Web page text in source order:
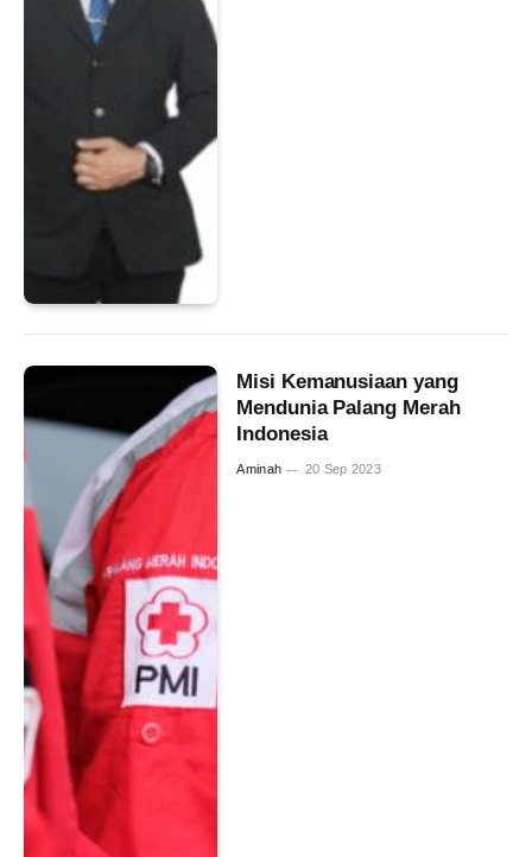
Misi Kemanusiaan yang
Mendunia Palang Merah
Indonesia
Aminah 20 Sep 2023